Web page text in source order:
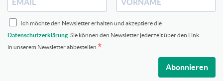
Ich möchte den Newsletter erhalten und akzeptiere die
Datenschutzerklärung . Sie können den Newsletter jederzeit über den Link
in unserem Newsletter abbestellen.
Abonnieren